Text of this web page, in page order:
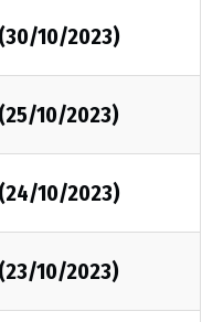
10/2023)
10/2023)
10/2023)
10/2023)